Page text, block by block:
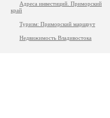
Адреса инвестиций. Приморский
край
Туризм: Приморский маршрут
Недвижимость Владивостока